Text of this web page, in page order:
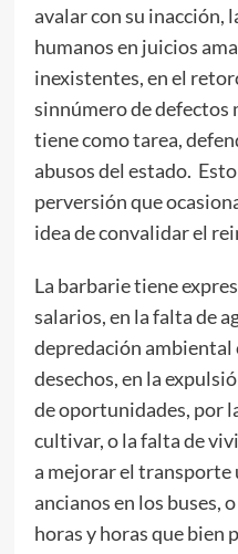
avalar con su inacción,
humanos en juicios
inexistentes, en el
sinnúmero de defectos
tiene como tarea,
abusos del estado.
perversión que
idea de convalidar el
La barbarie tiene
salarios, en la falta de
depredación ambiental
desechos, en la
de oportunidades, por
cultivar, o la falta de
a mejorar el transporte
ancianos en los buses,
horas y horas que bien